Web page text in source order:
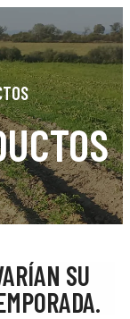
SU